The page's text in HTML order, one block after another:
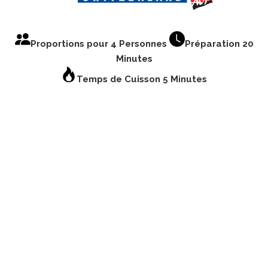
Proportions pour 4 Personnes
Préparation 20
Minutes
Temps de Cuisson 5 Minutes